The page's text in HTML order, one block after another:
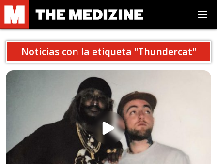
Noticias con la etiqueta "Thundercat"